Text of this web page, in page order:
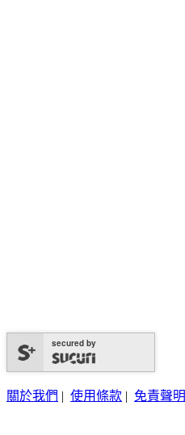
secured by
關於我們 | 使用條款 | 免責聲明